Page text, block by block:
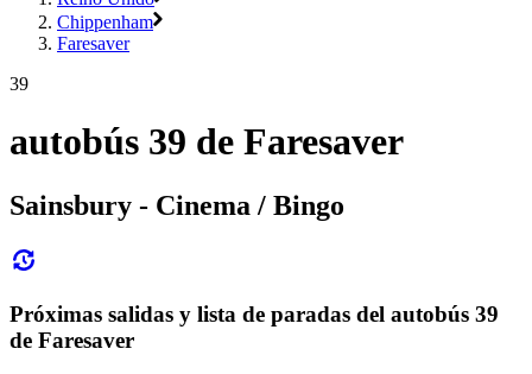
Chippenham
Faresaver
39
autobús 39 de Faresaver
Sainsbury - Cinema / Bingo
Próximas salidas y lista de paradas del autobús 39
de Faresaver